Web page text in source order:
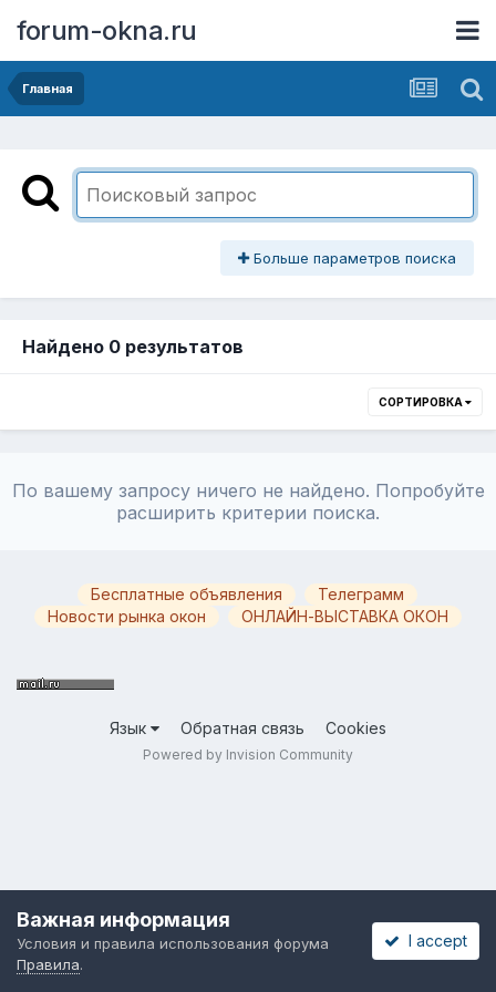
forum-okna.ru
Главная
Больше параметров поиска
Найдено 0 результатов
СОРТИРОВКА
По вашему запросу ничего не найдено. Попробуйте
расширить критерии поиска.
Бесплатные объявления
Телеграмм
Новости рынка окон
ОНЛАЙН-ВЫСТАВКА ОКОН
Язык Обратная связь Cookies
Powered by Invision Community
Важная информация
Условия и правила использования форума
Правила.
I accept